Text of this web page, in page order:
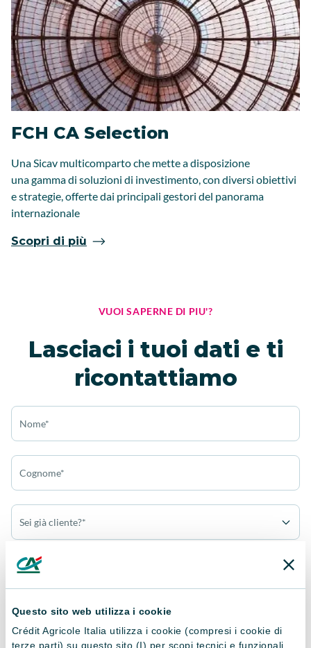
Questo sito web utilizza i cookie
Crédit Agricole Italia utilizza i cookie (compresi i cookie di
terze parti) su questo sito (I) per scopi tecnici e funzionali,
FCH CA Selection
Una Sicav multicomparto che mette a disposizione
una gamma di soluzioni di investimento, con diversi obiettivi
e strategie, offerte dai principali gestori del panorama
internazionale
Scopri di più
VUOI SAPERNE DI PIU'?
Lasciaci i tuoi dati e ti
ricontattiamo
Nome*
Cognome*
Sei già cliente?*
Sei un privato o un'azienda?*